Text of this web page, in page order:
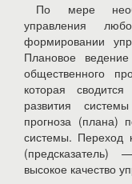
По мере
управления
формировании
Плановое
общественного
которая
развития
прогноза (плана)
системы. Переход
(предсказатель)
высокое качество